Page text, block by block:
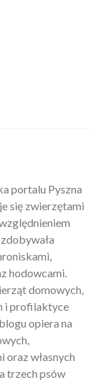
portalu Pyszna
się zwierzętami
hodowcami.
domowych,
i profilaktyce
opiera na
oraz własnych
trzech psów